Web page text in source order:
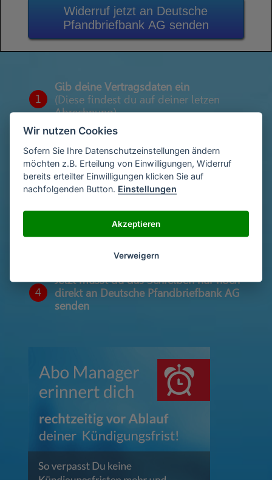
Widerruf jetzt an Deutsche
Pfandbriefbank AG senden
1
Gib deine Vertragsdaten ein
(Diese findest du auf deiner letzen
Abrechnung)
2
Gib deinen Namen und deine Adresse
ein
Unterschriebe das Schreiben mit deinem
Namen oder lade eine Unterschrift hoch
4
Jetzt musst du das Schreiben nur noch
direkt an Deutsche Pfandbriefbank AG
senden
Wir nutzen Cookies
Sofern Sie Ihre Datenschutzeinstellungen ändern
möchten z.B. Erteilung von Einwilligungen, Widerruf
bereits erteilter Einwilligungen klicken Sie auf
nachfolgenden Button. Einstellungen
Akzeptieren
Verweigern